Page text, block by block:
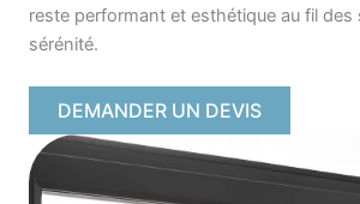
reste performant et esthétique au fil
sérénité.
DEMANDER UN DEVIS